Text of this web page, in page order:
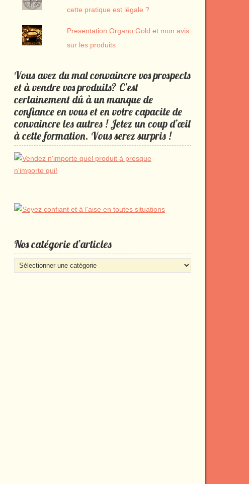
cette pratique est légale ?
Presentation Organo Gold et mon avis
sur les produits
Vous avez du mal convaincre vos prospects
et à vendre vos produits? C’est
certainement dû à un manque de
confiance en vous et en votre capacite de
convaincre les autres ! Jetez un coup d’œil
à cette formation. Vous serez surpris !
Nos catégorie d’articles
Nos
catégorie